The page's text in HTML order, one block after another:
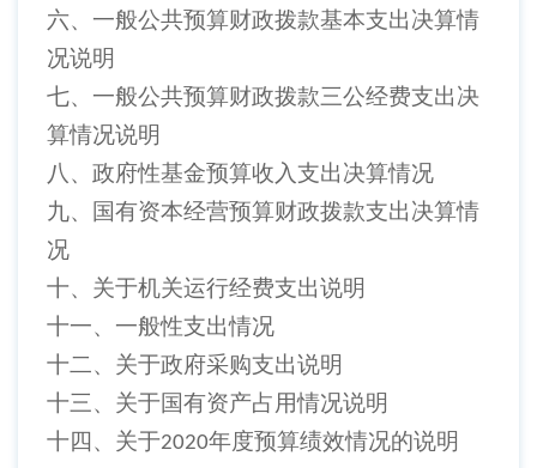
六、一般公共预算财政拨款基本支出决算情
况说明
七、一般公共预算财政拨款三公经费支出决
算情况说明
八、政府性基金预算收入支出决算情况
九、国有资本经营预算财政拨款支出决算情
况
十、关于机关运行经费支出说明
十一、一般性支出情况
十二、关于政府采购支出说明
十三、关于国有资产占用情况说明
十四、关于2020年度预算绩效情况的说明